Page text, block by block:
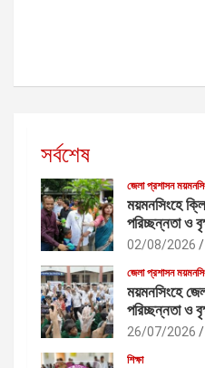
সর্বশেষ
জেলা প্রশাসন
ময়মনসিংহে
পরিচ্ছন্নতা ও
02/08/2026
জেলা প্রশাসন
ময়মনসিংহে
পরিচ্ছন্নতা ও
26/07/2026
শিক্ষা